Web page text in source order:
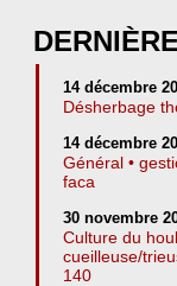
14 décembre
Désherbage
14 décembre
Général •
faca
30 novembre
Culture du
cueilleuse/
140